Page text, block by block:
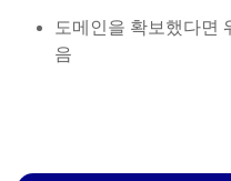
도메인을 확보했다면
음